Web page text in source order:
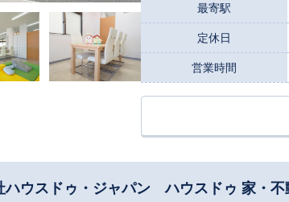
最寄駅
定休日
営業時間
ハウスドゥ・ジャパン ハウスドゥ 家・不